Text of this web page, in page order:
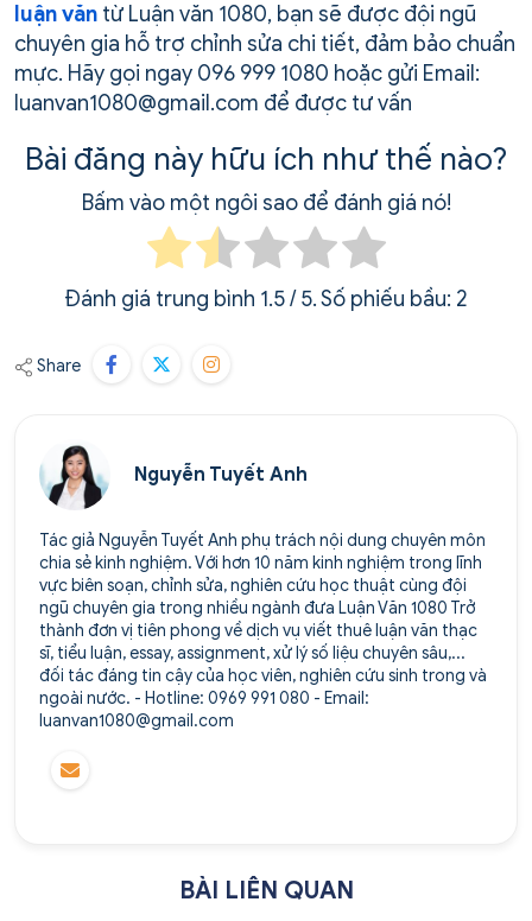
luận văn từ Luận văn 1080, bạn sẽ được đội ngũ
chuyên gia hỗ trợ chỉnh sửa chi tiết, đảm bảo chuẩn
mực. Hãy gọi ngay 096 999 1080 hoặc gửi Email:
luanvan1080@gmail.com để được tư vấn
Bài đăng này hữu ích như thế nào?
Bấm vào một ngôi sao để đánh giá nó!
Đánh giá trung bình 1.5/ 5. Số phiếu bầu: 2
Share
Nguyễn Tuyết Anh
Tác giả Nguyễn Tuyết Anh phụ trách nội dung chuyên môn
chia sẻ kinh nghiệm. Với hơn 10 năm kinh nghiệm trong lĩnh
vực biên soạn, chỉnh sửa, nghiên cứu học thuật cùng đội
ngũ chuyên gia trong nhiều ngành đưa Luận Văn 1080 Trở
thành đơn vị tiên phong về dịch vụ viết thuê luận văn thạc
sĩ, tiểu luận, essay, assignment, xử lý số liệu chuyên sâu,...
đối tác đáng tin cậy của học viên, nghiên cứu sinh trong và
ngoài nước. - Hotline: 0969 991 080 - Email:
luanvan1080@gmail.com
BÀI LIÊN QUAN